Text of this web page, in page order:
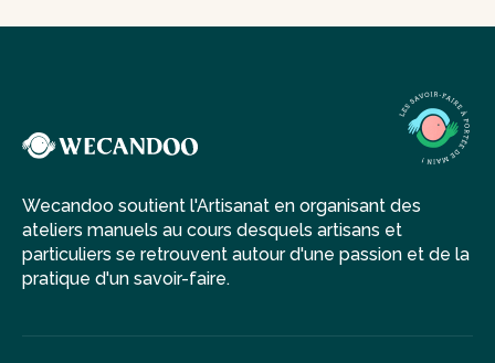
Wecandoo soutient l'Artisanat en organisant des
ateliers manuels au cours desquels artisans et
particuliers se retrouvent autour d'une passion et de la
pratique d'un savoir-faire.